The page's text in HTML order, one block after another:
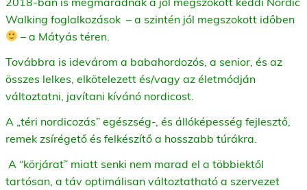
Walking foglalkozások – a szintén jól megszokott időben
– a Mátyás téren.
Továbbra is idevárom a babahordozós, a senior, és az
összes lelkes, elkötelezett és/vagy az életmódján
változtatni, javítani kívánó nordicost.
A „téri nordicozás” egészség-, és állóképesség fejlesztő,
remek zsírégető és felkészítő a hosszabb túrákra.
A “körjárat” miatt senki nem marad el a többiektől
tartósan, a táv optimálisan változtatható a szervezet